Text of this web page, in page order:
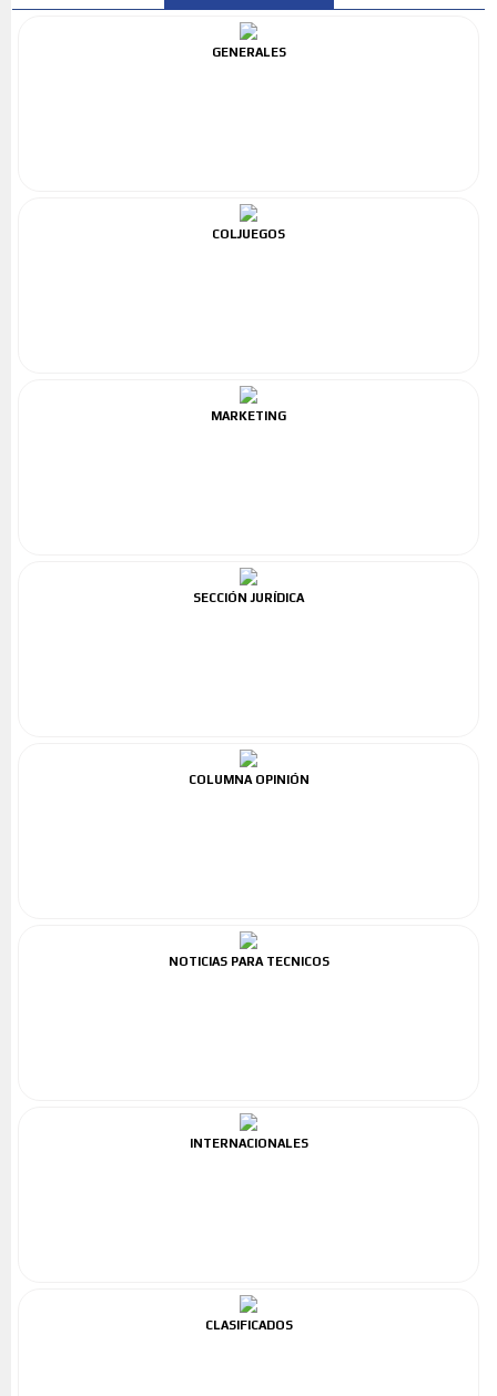
GENERALES
COLJUEGOS
MARKETING
SECCIÓN JURÍDICA
COLUMNA OPINIÓN
NOTICIAS PARA TECNICOS
INTERNACIONALES
CLASIFICADOS